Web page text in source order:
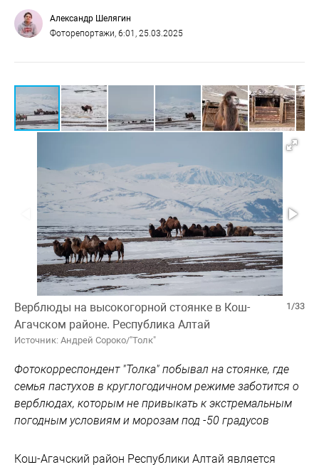
Александр Шелягин
Фоторепортажи, 6:01, 25.03.2025
1/33
Верблюды на высокогорной стоянке в Кош-
Агачском районе. Республика Алтай
Источник: Андрей Сороко/"Толк"
Фотокорреспондент "Толка" побывал на стоянке, где
семья пастухов в круглогодичном режиме заботится о
верблюдах, которым не привыкать к экстремальным
погодным условиям и морозам под -50 градусов
Кош-Агачский район Республики Алтай является